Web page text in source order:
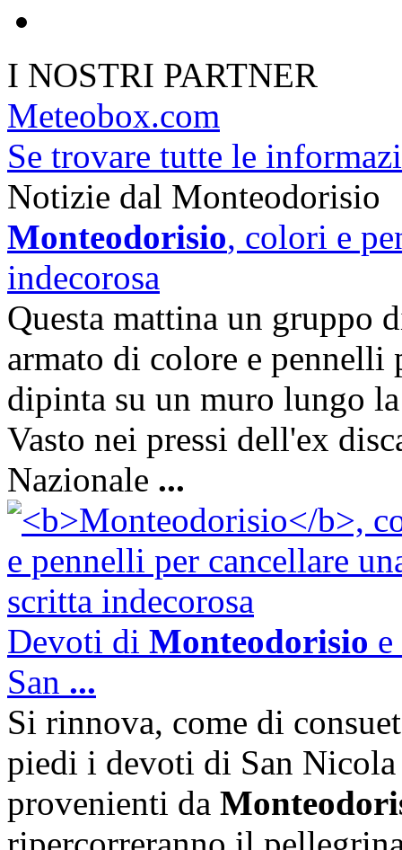
I NOSTRI PARTNER
Meteobox.com
Se trovare tutte le
Notizie dal Monteodorisio
Monteodorisio, colori e
indecorosa
Questa mattina un gruppo
armato di colore e pennelli
dipinta su un muro lungo
Vasto nei pressi dell'ex
Nazionale ...
Devoti di Monteodorisio
San ...
Si rinnova, come di
piedi i devoti di San
provenienti da